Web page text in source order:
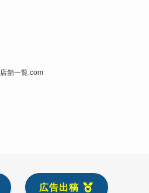
店舗一覧.com
広告出稿